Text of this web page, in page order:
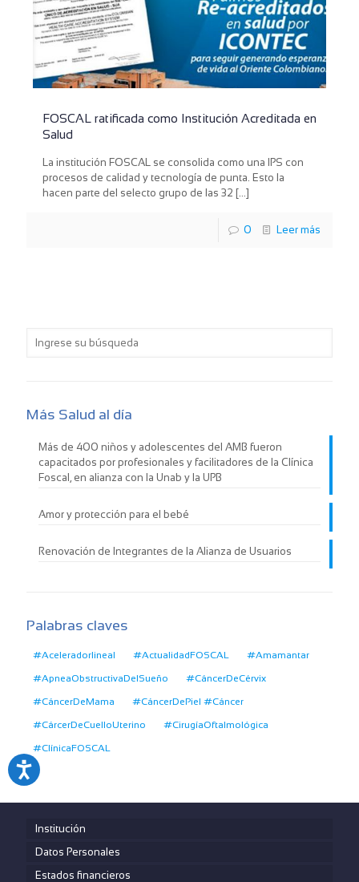
FOSCAL ratificada como Institución Acreditada en
Salud
La institución FOSCAL se consolida como una IPS con
procesos de calidad y tecnología de punta. Esto la
hacen parte del selecto grupo de las 32 […]
0 Leer más
Más Salud al día
Más de 400 niños y adolescentes del AMB fueron
capacitados por profesionales y facilitadores de la Clínica
Foscal, en alianza con la Unab y la UPB
Amor y protección para el bebé
Renovación de Integrantes de la Alianza de Usuarios
Palabras claves
#Aceleradorlineal #ActualidadFOSCAL #Amamantar
#ApneaObstructivaDelSueño #CáncerDeCérvix
#CáncerDeMama #CáncerDePiel #Cáncer
#CárcerDeCuelloUterino #CirugíaOftalmológica
#ClínicaFOSCAL
Institución
Datos Personales
Estados financieros